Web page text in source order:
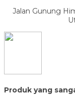
Jalan Gunung
Produk yang